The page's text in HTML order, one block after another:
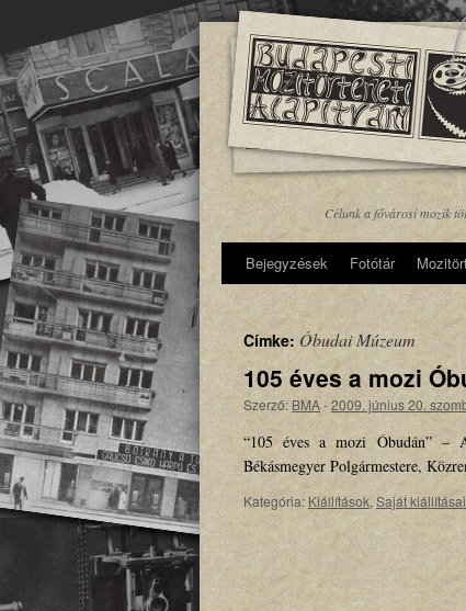
Célunk a fővárosi mozik
Bejegyzések Fotótár
Címke:Óbudai Múzeum
105 éves a mozi
Szerző:BMA-2009. június 20.
“105 éves a mozi Óbudán” –
Békásmegyer Polgármestere,
Kategória: Kiállítások,Saját